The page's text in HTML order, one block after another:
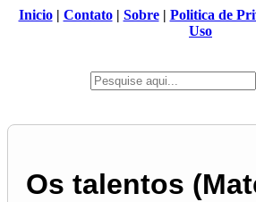
Inicio| Contato| Sobre| Politica de
Uso
Os talentos